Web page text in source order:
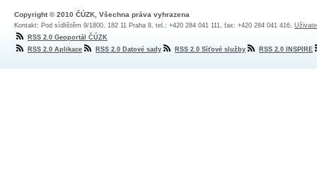
Copyright © 2010 ČÚZK, Všechna práva vyhrazena
Kontakt: Pod sídlištěm 9/1800, 182 11 Praha 8, tel.: +420 284 041 111, fax: +420 284 041 416,
RSS 2.0 Geoportál ČÚZK
RSS 2.0 Aplikace
RSS 2.0 Datové sady RSS 2.0 Síťové služby RSS 2.0 INSPIRE